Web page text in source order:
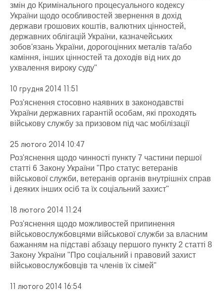
змін до Кримінального процесуального кодексу
України щодо особливостей звернення в дохід
держави грошових коштів, валютних цінностей,
державних облігацій України, казначейських
зобов'язань України, дорогоцінних металів та/або
каміння, інших цінностей та доходів від них до
ухвалення вироку суду"
10 грудня 2014 11:51
Роз'яснення стосовно наявних в законодавстві
України державних гарантій особам, які проходять
військову службу за призовом під час мобілізації
25 лютого 2014 10:47
Роз'яснення щодо чинності пункту 7 частини першої
статті 6 Закону України "Про статус ветеранів
військової служби, ветеранів органів внутрішніх справ
і деяких інших осіб та їх соціальний захист"
18 лютого 2014 11:24
Роз'яснення щодо можливостей припинення
військовослужбовцями військової служби за власним
бажанням на підставі абзацу першого пункту 2 статті 8
Закону України "Про соціальний і правовий захист
військовослужбовців та членів їх сімей"
11 лютого 2014 16:54